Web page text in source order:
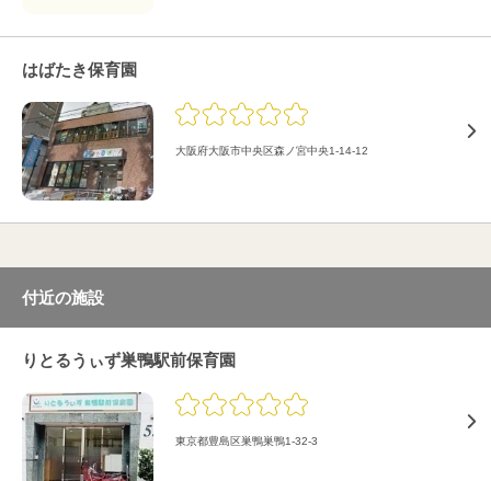
はばたき保育園
大阪府大阪市中央区森ノ宮中央1-14-12
付近の施設
りとるうぃず巣鴨駅前保育園
東京都豊島区巣鴨巣鴨1-32-3